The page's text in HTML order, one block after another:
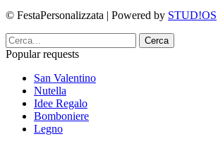
© FestaPersonalizzata | Powered by STUD!OS
Cerca
Popular requests
San Valentino
Nutella
Idee Regalo
Bomboniere
Legno